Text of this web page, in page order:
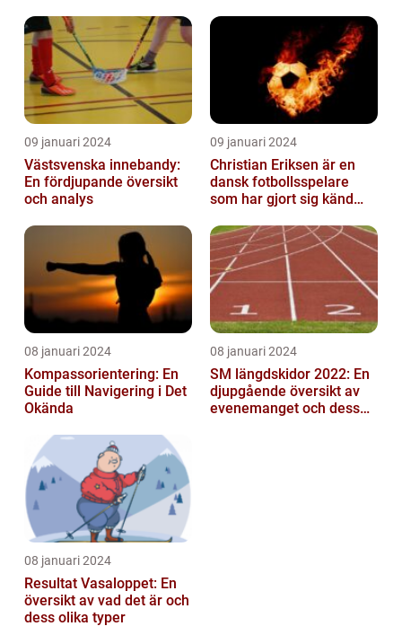
09 januari 2024
Västsvenska innebandy:
En fördjupande översikt
och analys
09 januari 2024
Christian Eriksen är en
dansk fotbollsspelare
som har gjort sig känd
mittfältarna...
08 januari 2024
Kompassorientering: En
Guide till Navigering i Det
Okända
08 januari 2024
SM längdskidor 2022: En
djupgående översikt av
evenemanget och dess
08 januari 2024
Resultat Vasaloppet: En
översikt av vad det är och
dess olika typer